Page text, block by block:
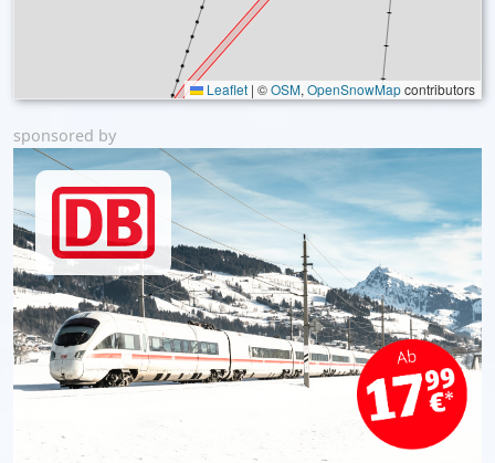
Leaflet | ©OSM, OpenSnowMapcontributors
sponsored by